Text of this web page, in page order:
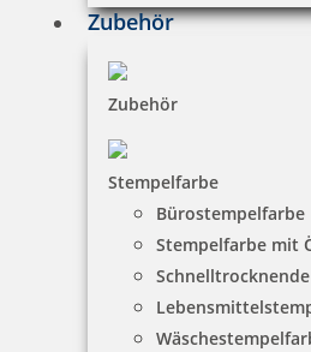
Zubehör
Zubehör
Stempelfarbe
Bürostempelfarbe
Stempelfarbe mit